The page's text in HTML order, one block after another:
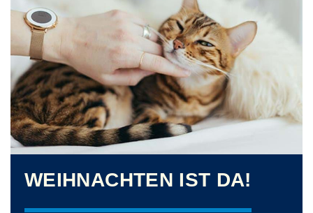
WEIHNACHTEN IST DA!